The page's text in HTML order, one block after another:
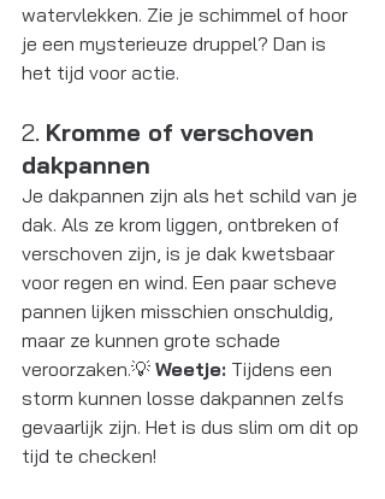
watervlekken. Zie je schimmel of hoor
je een mysterieuze druppel? Dan is
het tijd voor actie.
2. Kromme of verschoven
dakpannen
Je dakpannen zijn als het schild van je
dak. Als ze krom liggen, ontbreken of
verschoven zijn, is je dak kwetsbaar
voor regen en wind. Een paar scheve
pannen lijken misschien onschuldig,
maar ze kunnen grote schade
veroorzaken.💡 Weetje: Tijdens een
storm kunnen losse dakpannen zelfs
gevaarlijk zijn. Het is dus slim om dit op
tijd te checken!